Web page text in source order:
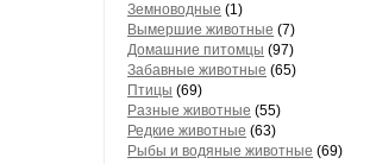
Земноводные (1)
Вымершие животные (7)
Домашние питомцы (97)
Забавные животные (65)
Птицы (69)
Разные животные (55)
Редкие животные (63)
Рыбы и водяные животные (69)